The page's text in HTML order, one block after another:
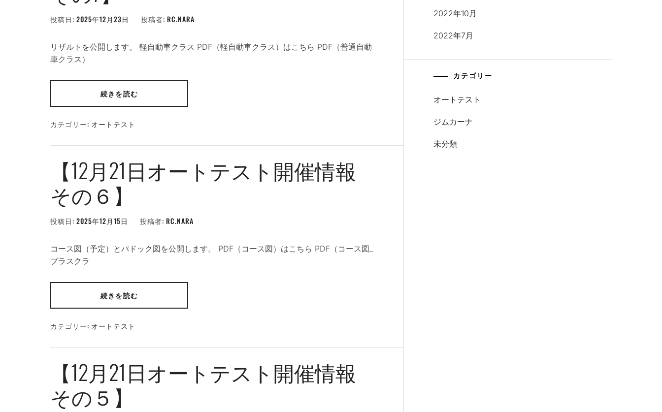
投稿日: 2025年12月23日 投稿者: RC.NARA
リザルトを公開します。 軽自動車クラス PDF（軽自動車クラス）はこちら PDF（普通自動
車クラス）
続きを読む
カテゴリー: オートテスト
【12月21日オートテスト開催情報
その６】
投稿日: 2025年12月15日 投稿者: RC.NARA
コース図（予定）とパドック図を公開します。 PDF（コース図）はこちら PDF（コース図_
プラスクラ
続きを読む
カテゴリー: オートテスト
【12月21日オートテスト開催情報
その５】
2022年10月
2022年7月
カテゴリー
オートテスト
ジムカーナ
未分類